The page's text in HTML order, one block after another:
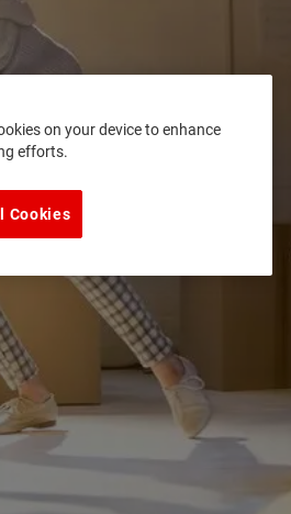
on your device to enhance
efforts.
Cookies